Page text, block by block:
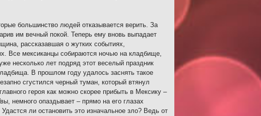
большинство людей отказывается верить. За
им вечный покой. Теперь ему вновь выпадает
рассказавшая о жутких событиях,
Все мексиканцы собираются ночью на кладбище,
несколько лет подряд этот веселый праздник
В прошлом году удалось заснять такое
сгустился черный туман, который втянул
героя как можно скорее прибыть в Мексику –
немного опаздывает – прямо на его глазах
ли остановить это изначальное зло? Ведь от